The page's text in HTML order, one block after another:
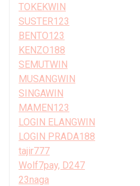
TOKEKWIN
SUSTER123
BENTO123
KENZO188
SEMUTWIN
MUSANGWIN
SINGAWIN
MAMEN123
LOGIN ELANGWIN
LOGIN PRADA188
tajir777
Wolf7pay, D247
23naga